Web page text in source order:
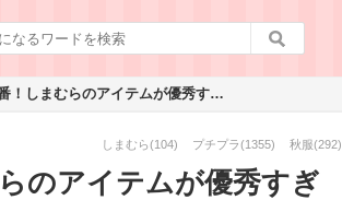
プチプラコーデの定番！しまむらのアイテムが優秀すぎ♡♡
しまむら(104) プチプラ(1355) 秋服(292)
のアイテムが優秀すぎ